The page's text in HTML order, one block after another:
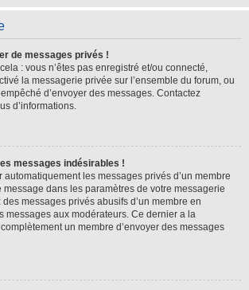
de messages privés !
: vous n’êtes pas enregistré et/ou connecté,
la messagerie privée sur l’ensemble du forum, ou
d’envoyer des messages. Contactez
d’informations.
messages indésirables !
automatiquement les messages privés d’un membre
dans les paramètres de votre messagerie
messages privés abusifs d’un membre en
messages aux modérateurs. Ce dernier a la
un membre d’envoyer des messages